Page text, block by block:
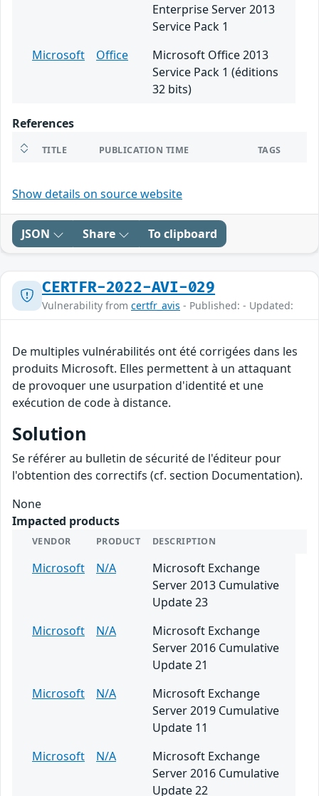
Enterprise Server 2013
Service Pack 1
Microsoft
Office
Microsoft Office 2013
Service Pack 1 (éditions
32 bits)
References
TITLE PUBLICATION TIME TAGS
Show details on source website
JSON Share To clipboard
CERTFR-2022-AVI-029
Vulnerability from certfr_avis - Published: - Updated:
De multiples vulnérabilités ont été corrigées dans les
produits Microsoft. Elles permettent à un attaquant
de provoquer une usurpation d'identité et une
exécution de code à distance.
Solution
Se référer au bulletin de sécurité de l'éditeur pour
l'obtention des correctifs (cf. section Documentation).
None
Impacted products
VENDOR PRODUCT DESCRIPTION
Microsoft N/A
Microsoft Exchange
Server 2013 Cumulative
Update 23
Microsoft
N/A
Microsoft Exchange
Server 2016 Cumulative
Update 21
Microsoft
N/A
Microsoft Exchange
Server 2019 Cumulative
Update 11
Microsoft
N/A
Microsoft Exchange
Server 2016 Cumulative
Update 22